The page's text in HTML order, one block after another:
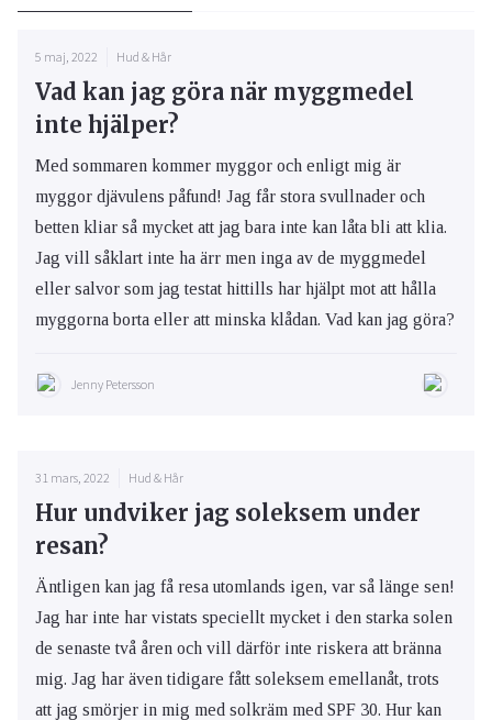
5 maj, 2022 Hud & Hår
Vad kan jag göra när myggmedel
inte hjälper?
Med sommaren kommer myggor och enligt mig är
myggor djävulens påfund! Jag får stora svullnader och
betten kliar så mycket att jag bara inte kan låta bli att klia.
Jag vill såklart inte ha ärr men inga av de myggmedel
eller salvor som jag testat hittills har hjälpt mot att hålla
myggorna borta eller att minska klådan. Vad kan jag göra?
Jenny Petersson
31 mars, 2022 Hud & Hår
Hur undviker jag soleksem under
resan?
Äntligen kan jag få resa utomlands igen, var så länge sen!
Jag har inte har vistats speciellt mycket i den starka solen
de senaste två åren och vill därför inte riskera att bränna
mig. Jag har även tidigare fått soleksem emellanåt, trots
att jag smörjer in mig med solkräm med SPF 30. Hur kan